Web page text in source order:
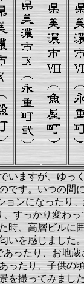
いますが、ゆっ
です。いつの間
ョンになったり
、すっかり変わ
時、高層ビルに
いを感じました
あったり、お地
ったり、子供の
を撮ってみまし